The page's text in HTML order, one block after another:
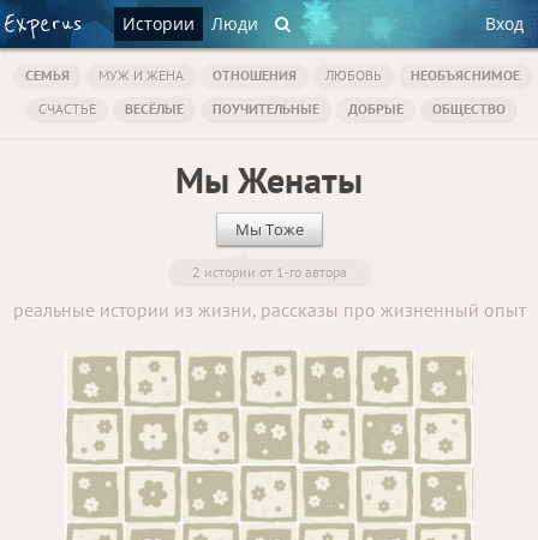
Истории Люди Вход
СЕМЬЯ МУЖ И ЖЕНА ОТНОШЕНИЯ ЛЮБОВЬ
НЕОБЪЯСНИМОЕ
СЧАСТЬЕ
ВЕСЁЛЫЕ ПОУЧИТЕЛЬНЫЕ ДОБРЫЕ ОБЩЕСТВО
Мы Женаты
Мы Тоже
2 истории от 1-го автора
реальные истории из жизни, рассказы про жизненный опыт